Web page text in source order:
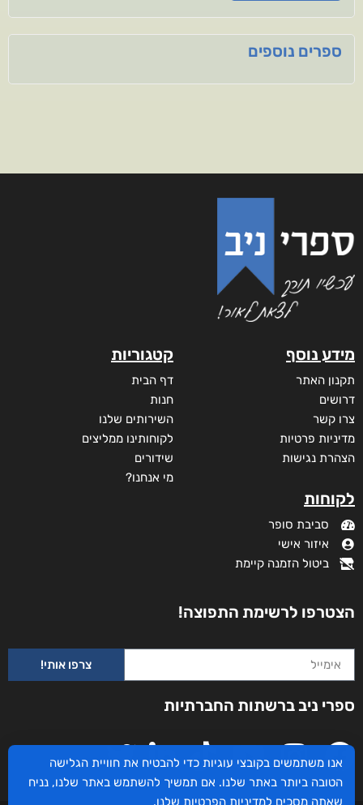
ספרים נוספים
מידע נוסף
תקנון האתר
דרושים
צרו קשר
מדיניות פרטיות
הצהרת נגישות
לקוחות
סביבת סופר
איזור אישי
ביטול הזמנה קיימת
קטגוריות
דף הבית
חנות
השירותים שלנו
לקוחותינו ממליצים
שידורים
מי אנחנו?
הצטרפו לרשימת התפוצה!
צרפו אותי!
ספרי ניב ברשתות החברתיות
אנו משתמשים בקובצי עוגיות כדי להבטיח את חוויית הגלישה
הטובה ביותר באתר שלנו. אם תמשיך להשתמש באתר שלנו, נניח
שאתה מסכים למדיניות הפרטיות שלנו.